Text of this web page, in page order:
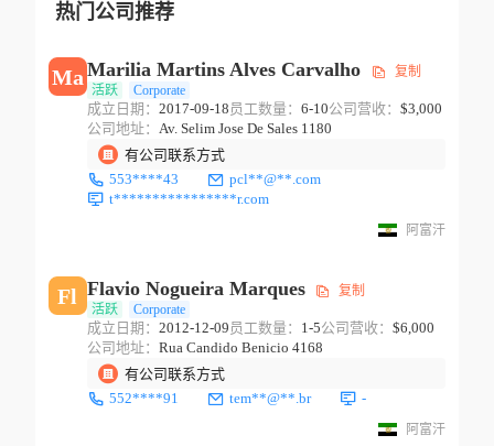
热门公司推荐
MaMarilia Martins Alves Carvalho
复制
活跃
Corporate
成立日期： 2017-09-18 员工数量： 6-10公司营收： $3,000
公司地址： Av. Selim Jose De Sales 1180
有公司联系方式
553****43
pcl**@**.com
t****************r.com
阿富汗
Fl Flavio Nogueira Marques
复制
活跃
Corporate
成立日期： 2012-12-09 员工数量： 1-5公司营收： $6,000
公司地址： Rua Candido Benicio 4168
有公司联系方式
552****91
tem**@**.br -
阿富汗